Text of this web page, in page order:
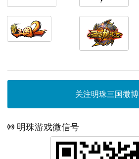
关注明珠三国微博
明珠游戏微信号